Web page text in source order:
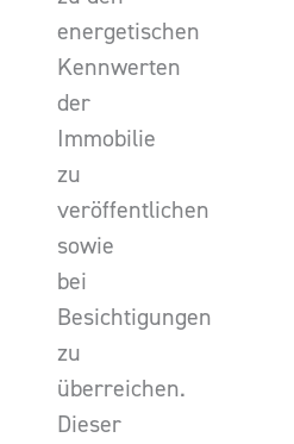
energetischen
Kennwerten
der
Immobilie
zu
veröffentlichen
sowie
bei
Besichtigungen
zu
überreichen.
Dieser